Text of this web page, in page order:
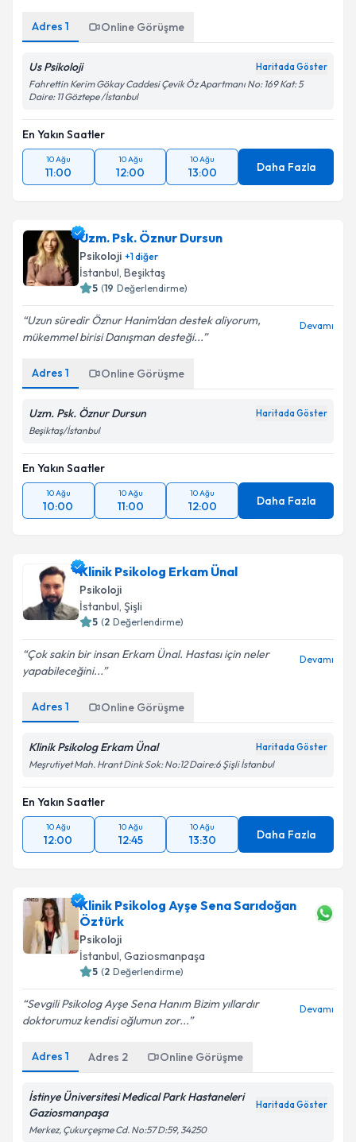
Adres 1 Online Görüşme
Us Psikoloji Haritada Göster
Fahrettin Kerim Gökay Caddesi Çevik Öz Apartmanı No: 169 Kat: 5
Daire: 11 Göztepe /İstanbul
En Yakın Saatler
10 Ağu
11:00
10 Ağu
12:00
10 Ağu
13:00 Daha Fazla
Uzm. Psk. Öznur Dursun
Psikoloji +1diğer
İstanbul, Beşiktaş
5 (19 Değerlendirme)
Uzun süredir Öznur Hanim'dan destek aliyorum,
mükemmel birisi Danışman desteği...
Devamı
Adres 1 Online Görüşme
Uzm. Psk. Öznur Dursun Haritada Göster
Beşiktaş/İstanbul
En Yakın Saatler
10 Ağu
10:00
10 Ağu
11:00
10 Ağu
12:00 Daha Fazla
Klinik Psikolog Erkam Ünal
Psikoloji
İstanbul, Şişli
5 (2 Değerlendirme)
Çok sakin bir insan Erkam Ünal. Hastası için neler
yapabileceğini...
Devamı
Adres 1 Online Görüşme
Klinik Psikolog Erkam Ünal Haritada Göster
Meşrutiyet Mah. Hrant Dink Sok: No:12 Daire:6 Şişli İstanbul
En Yakın Saatler
10 Ağu
12:00
10 Ağu
12:45
10 Ağu
13:30 Daha Fazla
Klinik Psikolog Ayşe Sena Sarıdoğan
Öztürk
Psikoloji
İstanbul, Gaziosmanpaşa
5 (2 Değerlendirme)
Sevgili Psikolog Ayşe Sena Hanım Bizim yıllardır
doktorumuz kendisi oğlumun zor...
Devamı
Adres 1 Adres 2 Online Görüşme
İstinye Üniversitesi Medical Park Hastaneleri
Gaziosmanpaşa
Haritada Göster
Merkez, Çukurçeşme Cd. No:57 D:59, 34250